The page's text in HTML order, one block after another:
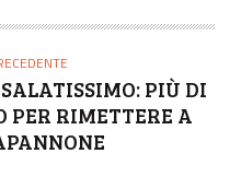
PIÙ DI
PER RIMETTERE A